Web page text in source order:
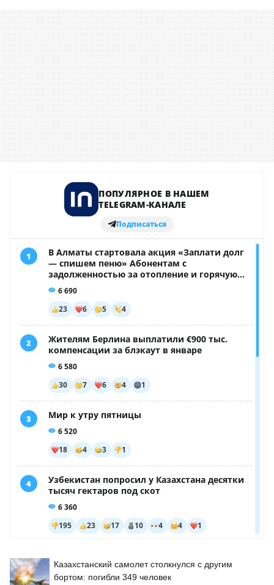
Казахстанский самолет столкнулся с другим
бортом: погибли 349 человек